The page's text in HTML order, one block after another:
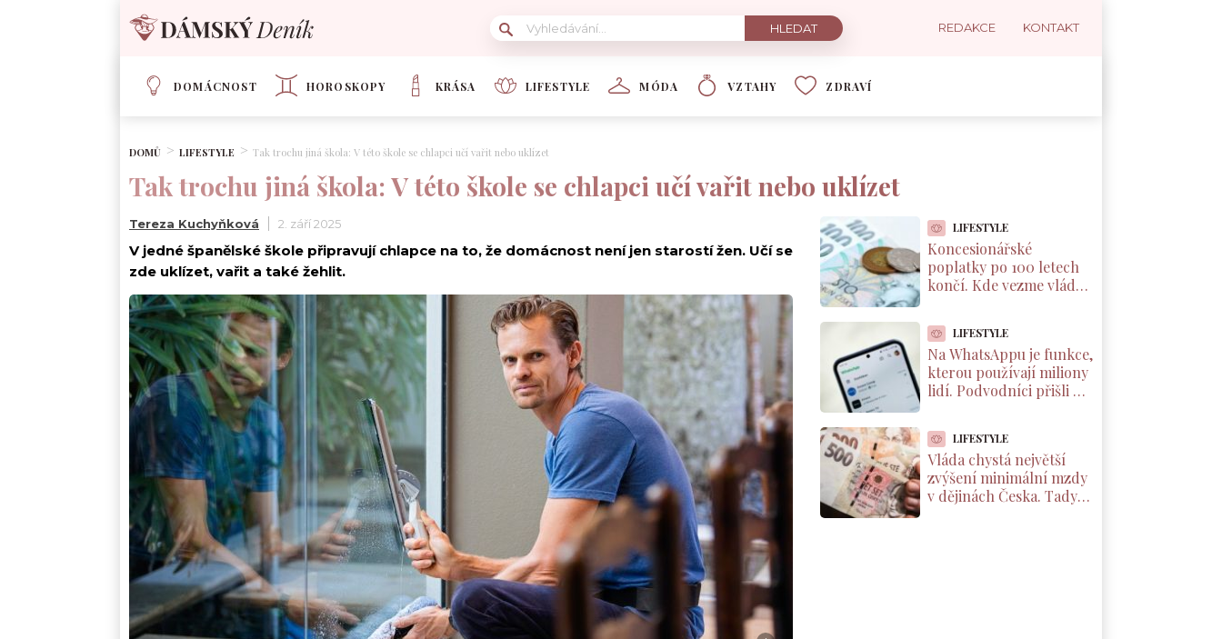
REDAKCE KONTAKT
DOMÁCNOST HOROSKOPY KRÁSA LIFESTYLE MÓDA VZTAHY ZDRAVÍ
DOMŮ LIFESTYLE Tak trochu jiná škola: V této škole se chlapci učí vařit nebo uklízet
Tak trochu jiná škola: V této škole se chlapci učí vařit nebo uklízet
Tereza Kuchyňková 2. září 2025
V jedné španělské škole připravují chlapce na to, že domácnost není jen starostí žen. Učí se
zde uklízet, vařit a také žehlit.
LIFESTYLE
Koncesionářské
poplatky po 100 letech
končí. Kde vezme vláda
Schillerová
LIFESTYLE
Na WhatsAppu je funkce,
kterou používají miliony
lidí. Podvodníci přišli na
chaty
LIFESTYLE
Vláda chystá největší
zvýšení minimální mzdy
v dějinách Česka. Tady je